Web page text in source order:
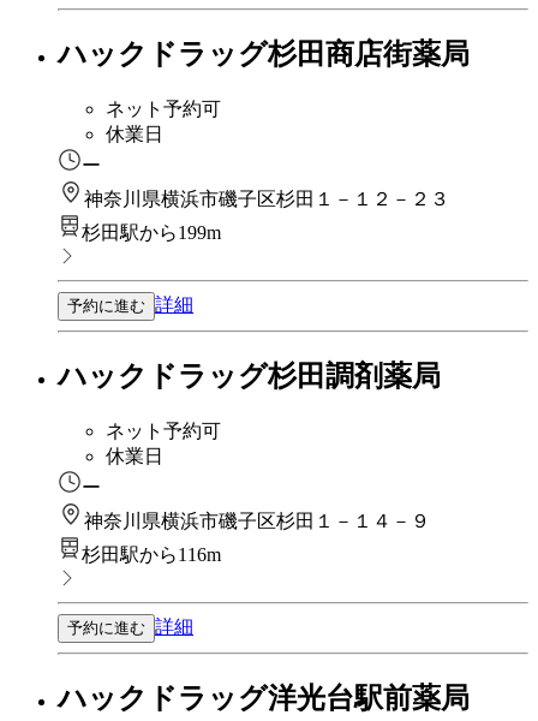
ハックドラッグ杉田商店街薬局
ネット予約可
休業日
ー
神奈川県横浜市磯子区杉田１－１２－２３
杉田駅から199m
予約に進む 詳細
ハックドラッグ杉田調剤薬局
ネット予約可
休業日
ー
神奈川県横浜市磯子区杉田１－１４－９
杉田駅から116m
予約に進む 詳細
ハックドラッグ洋光台駅前薬局